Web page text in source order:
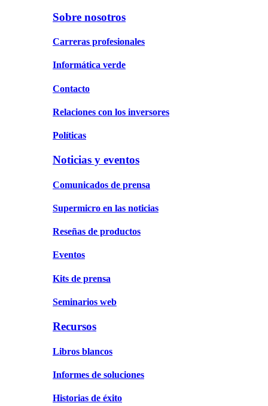
Sobre nosotros
Carreras profesionales
Informática verde
Contacto
Relaciones con los inversores
Políticas
Noticias y eventos
Comunicados de prensa
Supermicro en las noticias
Reseñas de productos
Eventos
Kits de prensa
Seminarios web
Recursos
Libros blancos
Informes de soluciones
Historias de éxito